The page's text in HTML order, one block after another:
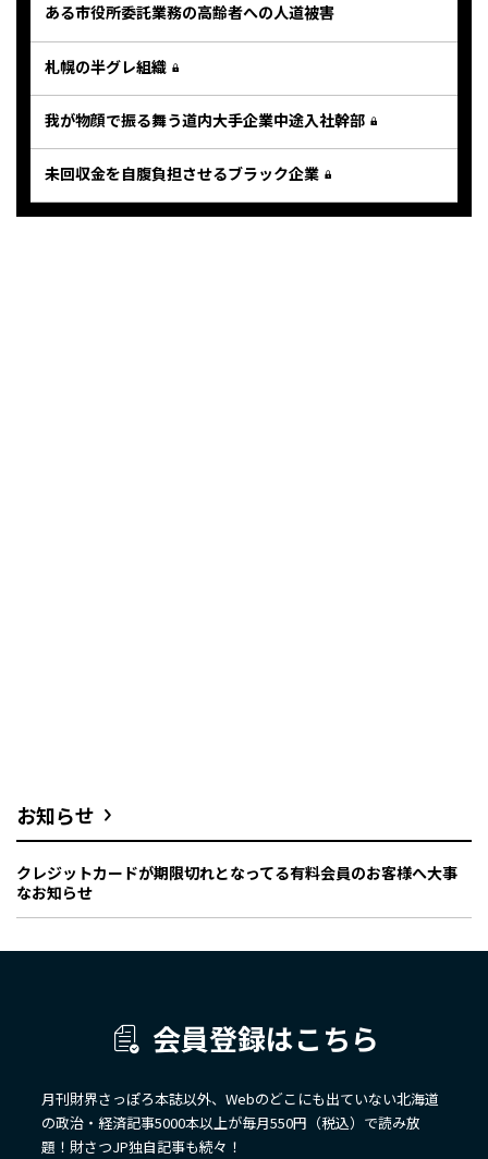
ある市役所委託業務の高齢者への人道被害
札幌の半グレ組織
我が物顔で振る舞う道内大手企業中途入社幹部
未回収金を自腹負担させるブラック企業
お知らせ
クレジットカードが期限切れとなってる有料会員のお客様へ大事
なお知らせ
会員登録はこちら
月刊財界さっぽろ本誌以外、Webのどこにも出ていない北海道
の政治・経済記事5000本以上が毎月550円（税込）で読み放
題！財さつJP独自記事も続々！